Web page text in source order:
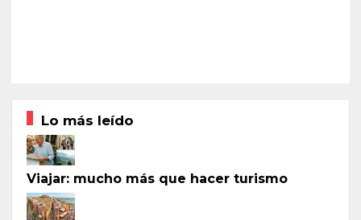
Lo más leído
Viajar: mucho más que hacer turismo